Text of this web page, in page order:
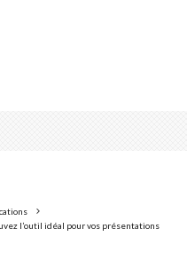
l’outil idéal pour vos présentations